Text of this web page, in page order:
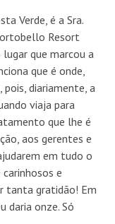
Verde, é a Sra.
Resort
que marcou a
que é onde,
diariamente, a
viaja para
que lhe é
aos gerentes e
em tudo o
e
tanta gratidão! Em
daria onze. Só